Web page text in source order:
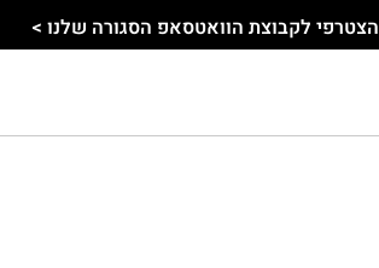
הצטרפי לקבוצת הוואטסאפ הסגורה שלנו >